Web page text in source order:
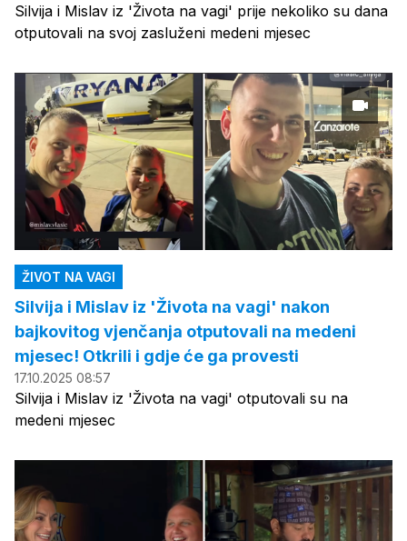
Silvija i Mislav iz 'Života na vagi' prije nekoliko su dana
otputovali na svoj zasluženi medeni mjesec
ŽIVOT NA VAGI
Silvija i Mislav iz 'Života na vagi' nakon
bajkovitog vjenčanja otputovali na medeni
mjesec! Otkrili i gdje će ga provesti
17.10.2025 08:57
Silvija i Mislav iz 'Života na vagi' otputovali su na
medeni mjesec